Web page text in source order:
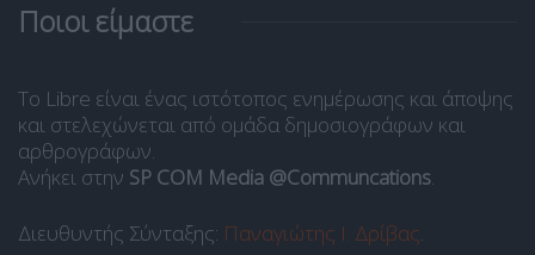
Ποιοι είμαστε
Το Libre είναι ένας ιστότοπος ενημέρωσης και άποψης
και στελεχώνεται από ομάδα δημοσιογράφων και
αρθρογράφων.
Ανήκει στην SP COM Media @Communcations.
Διευθυντής Σύνταξης: Παναγιώτης Ι. Δρίβας.